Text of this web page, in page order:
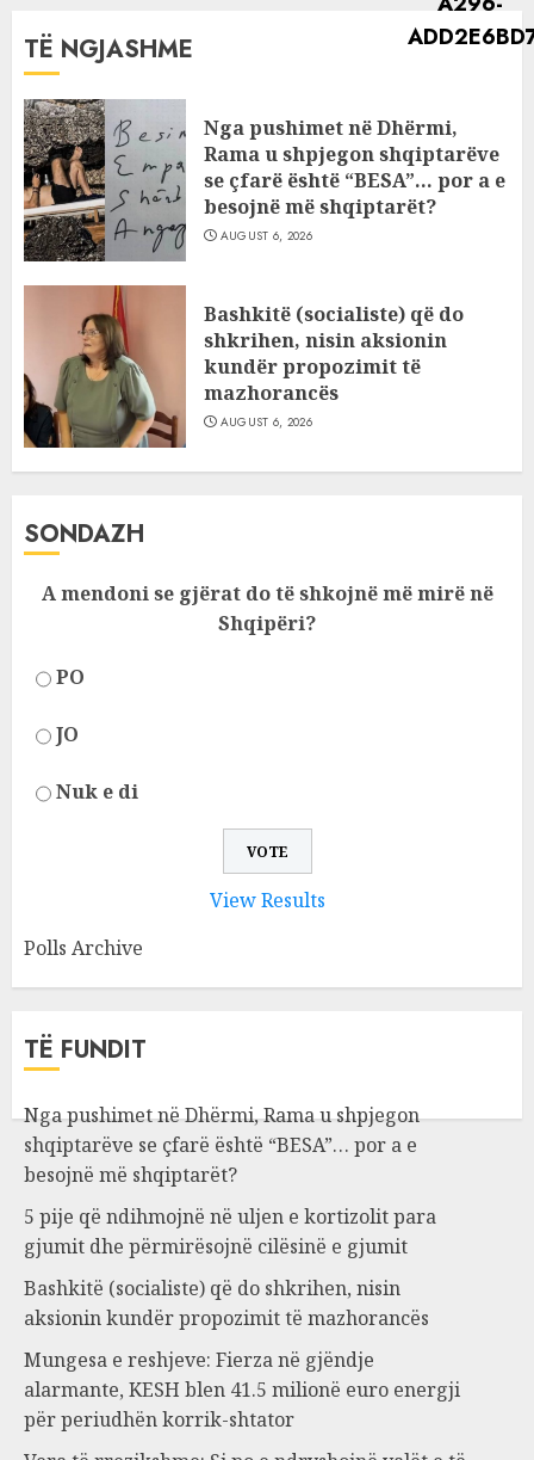
TË NGJASHME
Nga pushimet në Dhërmi,
Rama u shpjegon shqiptarëve
se çfarë është “BESA”… por a e
besojnë më shqiptarët?
AUGUST 6, 2026
Bashkitë (socialiste) që do
shkrihen, nisin aksionin
kundër propozimit të
mazhorancës
AUGUST 6, 2026
SONDAZH
A mendoni se gjërat do të shkojnë më mirë në
Shqipëri?
PO
JO
Nuk e di
View Results
Polls Archive
TË FUNDIT
Nga pushimet në Dhërmi, Rama u shpjegon
shqiptarëve se çfarë është “BESA”… por a e
besojnë më shqiptarët?
5 pije që ndihmojnë në uljen e kortizolit para
gjumit dhe përmirësojnë cilësinë e gjumit
Bashkitë (socialiste) që do shkrihen, nisin
aksionin kundër propozimit të mazhorancës
Mungesa e reshjeve: Fierza në gjëndje
alarmante, KESH blen 41.5 milionë euro energji
për periudhën korrik-shtator